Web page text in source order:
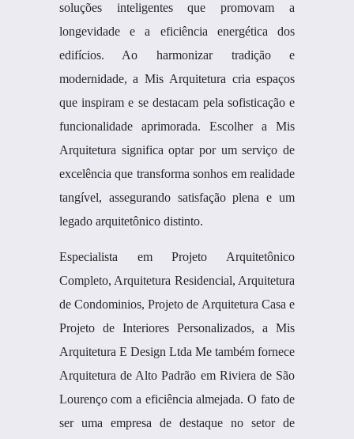
soluções inteligentes que promovam a
longevidade e a eficiência energética dos
edifícios. Ao harmonizar tradição e
modernidade, a Mis Arquitetura cria espaços
que inspiram e se destacam pela sofisticação e
funcionalidade aprimorada. Escolher a Mis
Arquitetura significa optar por um serviço de
excelência que transforma sonhos em realidade
tangível, assegurando satisfação plena e um
legado arquitetônico distinto.
Especialista em Projeto Arquitetônico
Completo, Arquitetura Residencial, Arquitetura
de Condominios, Projeto de Arquitetura Casa e
Projeto de Interiores Personalizados, a Mis
Arquitetura E Design Ltda Me também fornece
Arquitetura de Alto Padrão em Riviera de São
Lourenço com a eficiência almejada. O fato de
ser uma empresa de destaque no setor de